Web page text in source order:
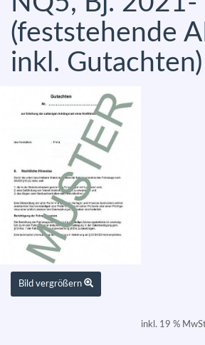
(feststehende
inkl. Gutachten)
Bild vergrößern
inkl. 19 %